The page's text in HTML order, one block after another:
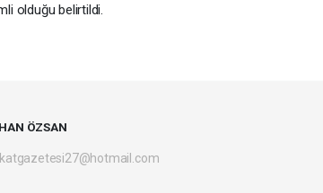
olduğu belirtildi.
ÖZSAN